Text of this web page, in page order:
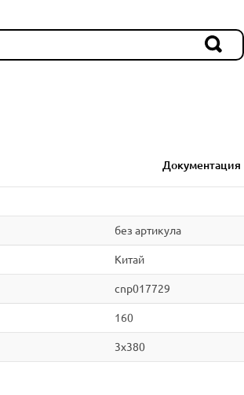
Документация
без артикула
Китай
cnp017729
160
3x380